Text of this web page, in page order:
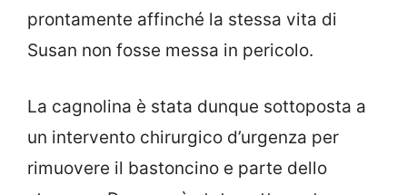
prontamente affinché la stessa vita di
Susan non fosse messa in pericolo.
La cagnolina è stata dunque sottoposta a
un intervento chirurgico d’urgenza per
rimuovere il bastoncino e parte dello